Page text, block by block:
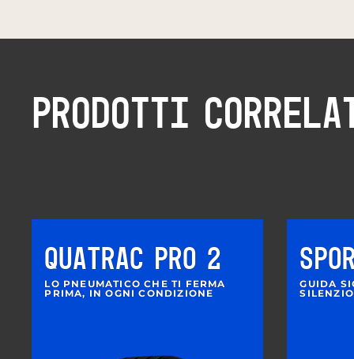
PRODOTTI
QUATRAC PRO 2
LO PNEUMATICO CHE TI FERMA
PRIMA, IN OGNI CONDIZIONE
GUIDA